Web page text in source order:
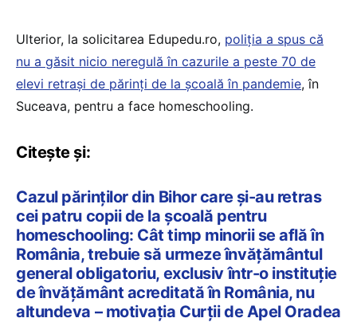
Ulterior, la solicitarea Edupedu.ro, poliția a spus că
nu a găsit nicio neregulă în cazurile a peste 70 de
elevi retrași de părinți de la școală în pandemie, în
Suceava, pentru a face homeschooling.
Citește și:
Cazul părinților din Bihor care și-au retras
cei patru copii de la școală pentru
homeschooling: Cât timp minorii se află în
România, trebuie să urmeze învăţământul
general obligatoriu, exclusiv într-o instituţie
de învăţământ acreditată în România, nu
altundeva – motivația Curții de Apel Oradea